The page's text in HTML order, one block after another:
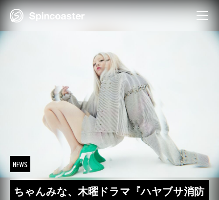
Skip
NEWS
ちゃんみな、木曜ドラマ『ハヤブサ消防